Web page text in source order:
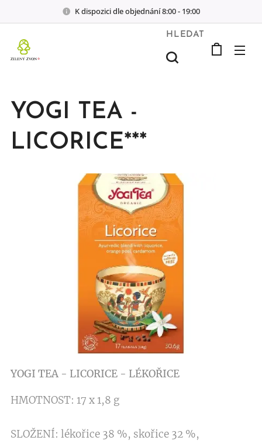
K dispozici dle objednání 8:00 - 19:00
HLEDAT
YOGI TEA -
LICORICE***
YOGI TEA - LICORICE - LÉKOŘICE
HMOTNOST: 17 x 1,8 g
SLOŽENÍ: lékořice 38 %, skořice 32 %,